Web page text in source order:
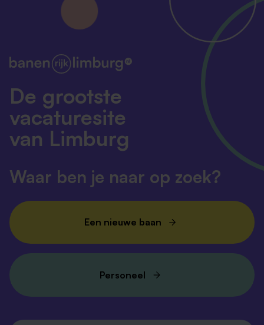
De grootste
vacaturesite
van Limburg
Waar ben je naar op zoek?
Een nieuwe baan
Personeel